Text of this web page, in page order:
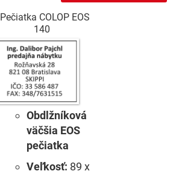
Pečiatka COLOP EOS
140
Obdlžníková
väčšia EOS
pečiatka
Veľkosť: 89 x